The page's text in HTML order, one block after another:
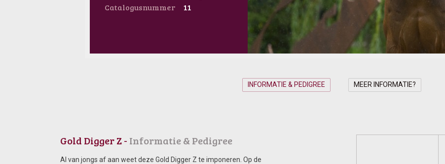
Catalogusnummer
11
INFORMATIE & PEDIGREE MEER INFORMATIE?
Gold Digger Z - Informatie & Pedigree
Al van jongs af aan weet deze Gold Digger Z te imponeren. Op de